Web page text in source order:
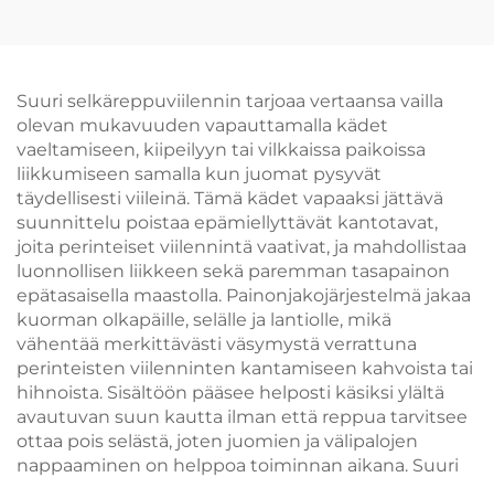
villakengillä
Suuri selkäreppuviilennin tarjoaa vertaansa vailla
olevan mukavuuden vapauttamalla kädet
vaeltamiseen, kiipeilyyn tai vilkkaissa paikoissa
liikkumiseen samalla kun juomat pysyvät
täydellisesti viileinä. Tämä kädet vapaaksi jättävä
suunnittelu poistaa epämiellyttävät kantotavat,
joita perinteiset viilennintä vaativat, ja mahdollistaa
luonnollisen liikkeen sekä paremman tasapainon
epätasaisella maastolla. Painonjakojärjestelmä jakaa
kuorman olkapäille, selälle ja lantiolle, mikä
vähentää merkittävästi väsymystä verrattuna
perinteisten viilenninten kantamiseen kahvoista tai
hihnoista. Sisältöön pääsee helposti käsiksi ylältä
avautuvan suun kautta ilman että reppua tarvitsee
ottaa pois selästä, joten juomien ja välipalojen
nappaaminen on helppoa toiminnan aikana. Suuri